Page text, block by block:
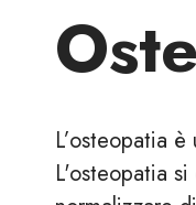
L’osteopatia
L'osteopatia